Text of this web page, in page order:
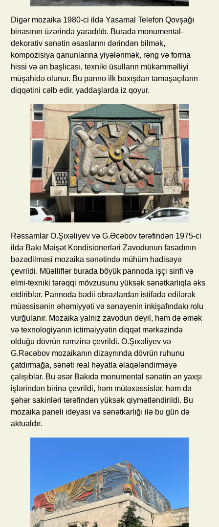
Digər mozaika 1980-ci ildə Yasamal Telefon Qovşağı
binasının üzərində yaradılıb. Burada monumental-
dekorativ sənətin əsaslarını dərindən bilmək,
kompozisiya qanunlarına yiyələnmək, rəng və forma
hissi və ən başlıcası, texniki üsulların mükəmməlliyi
müşahidə olunur. Bu panno ilk baxışdan tamaşaçıların
diqqətini cəlb edir, yaddaşlarda iz qoyur.
Rəssamlar O.Şıxəliyev və G.Əcəbov tərəfindən 1975-ci
ildə Bakı Məişət Kondisionerləri Zavodunun fasadının
bəzədilməsi mozaika sənətində mühüm hadisəyə
çevrildi. Müəlliflər burada böyük pannoda işçi sinfi və
elmi-texniki tərəqqi mövzusunu yüksək sənətkarlıqla əks
etdiriblər. Pannoda bədii obrazlardan istifadə edilərək
müəssisənin əhəmiyyəti və sənayenin inkişafındakı rolu
vurğulanır. Mozaika yalnız zavodun deyil, həm də əmək
və texnologiyanın ictimaiyyətin diqqət mərkəzində
olduğu dövrün rəmzinə çevrildi. O.Şıxəliyev və
G.Rəcəbov mozaikanın dizaynında dövrün ruhunu
çatdırmağa, sənəti real həyatla əlaqələndirməyə
çalışıblar. Bu əsər Bakıda monumental sənətin ən yaxşı
işlərindən birinə çevrildi, həm mütəxəssislər, həm də
şəhər sakinləri tərəfindən yüksək qiymətləndirildi. Bu
mozaika paneli ideyası və sənətkarlığı ilə bu gün də
aktualdır.